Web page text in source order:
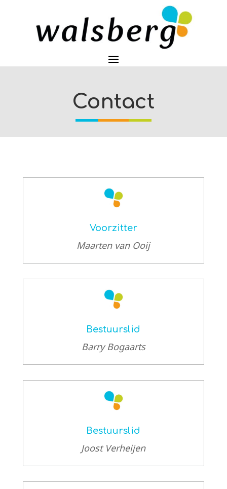
Contact
Voorzitter
Maarten van Ooij
Bestuurslid
Barry Bogaarts
Bestuurslid
Joost Verheijen